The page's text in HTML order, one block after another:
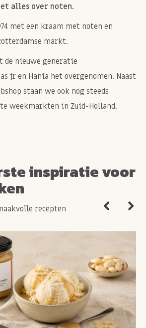
alles over noten.
met een kraam met noten en
markt.
de nieuwe generatie
jr en Hania het overgenomen. Naast
staan we ook nog steeds
weekmarkten in Zuid-Holland.
inspiratie voor
recepten